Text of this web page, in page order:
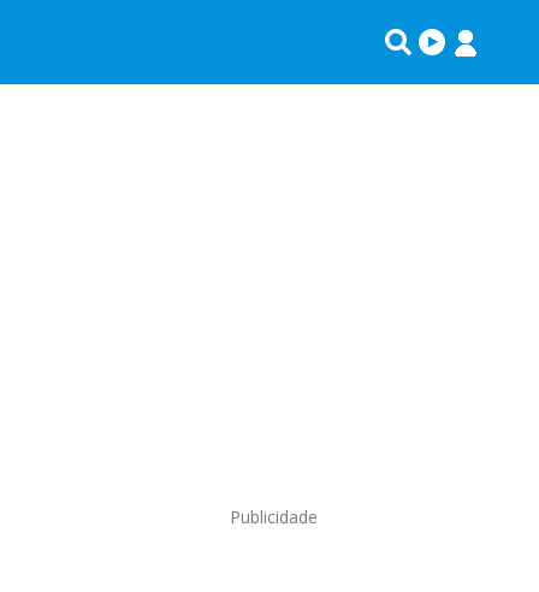
Publicidade